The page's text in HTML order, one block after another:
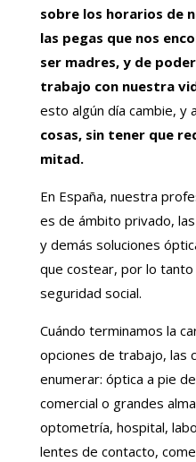
sobre los horarios de
las pegas que nos
ser madres, y de
trabajo con nuestra
esto algún día cambie, y
cosas, sin tener que
mitad.
En España, nuestra
es de ámbito privado,
y demás soluciones
que costear, por lo
seguridad social.
Cuándo terminamos la
opciones de trabajo, las
enumerar: óptica a pie
comercial o grandes
optometría, hospital,
lentes de contacto,